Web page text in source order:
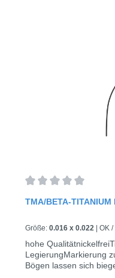
Durchschnittliche
TMA/BETA-TITANIUM
Größe: 0.016 x 0.022 | OK /
hohe
LegierungMarkierung
Bögen lassen sich